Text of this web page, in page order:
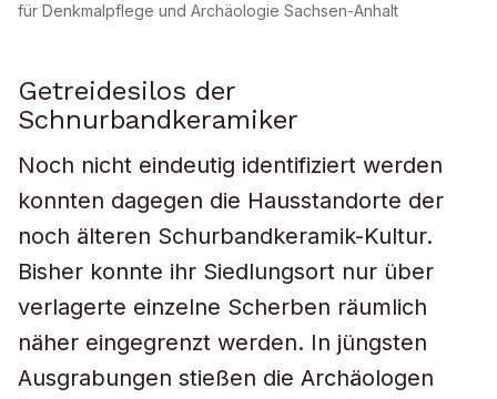
für Denkmalpflege und Archäologie Sachsen-Anhalt
Getreidesilos der
Schnurbandkeramiker
Noch nicht eindeutig identifiziert werden
konnten dagegen die Hausstandorte der
noch älteren Schurbandkeramik-Kultur.
Bisher konnte ihr Siedlungsort nur über
verlagerte einzelne Scherben räumlich
näher eingegrenzt werden. In jüngsten
Ausgrabungen stießen die Archäologen